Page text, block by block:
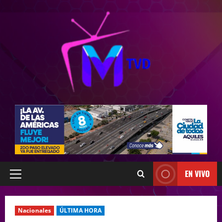
EN VIVO
Nacionales ÚLTIMA HORA